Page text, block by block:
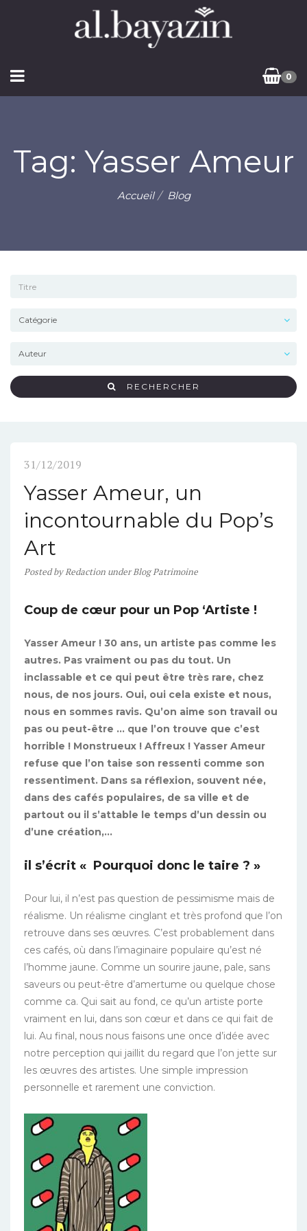
0
Tag: Yasser Ameur
Accueil Blog
RECHERCHER
31/12/2019
Yasser Ameur, un
incontournable du Pop’s
Art
PostedbyRedaction underBlog Patrimoine
Coup de cœur pour un Pop ‘Artiste !
Yasser Ameur ! 30 ans, un artiste pas comme les
autres. Pas vraiment ou pas du tout. Un
inclassable et ce qui peut être très rare, chez
nous, de nos jours. Oui, oui cela existe et nous,
nous en sommes ravis. Qu’on aime son travail ou
pas ou peut-être … que l’on trouve que c’est
horrible ! Monstrueux ! Affreux ! Yasser Ameur
refuse que l’on taise son ressenti comme son
ressentiment. Dans sa réflexion, souvent née,
dans des cafés populaires, de sa ville et de
partout ou il s’attable le temps d’un dessin ou
d’une création,…
il s’écrit « Pourquoi donc le taire ? »
Pour lui, il n’est pas question de pessimisme mais de
réalisme. Un réalisme cinglant et très profond que l’on
retrouve dans ses œuvres. C’est probablement dans
ces cafés, où dans l’imaginaire populaire qu’est né
l’homme jaune. Comme un sourire jaune, pale, sans
saveurs ou peut-être d’amertume ou quelque chose
comme ca. Qui sait au fond, ce qu’un artiste porte
vraiment en lui, dans son cœur et dans ce qui fait de
lui. Au final, nous nous faisons une once d’idée avec
notre perception qui jaillit du regard que l’on jette sur
les œuvres des artistes. Une simple impression
personnelle et rarement une conviction.